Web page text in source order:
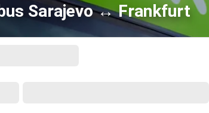
Sarajevo ↔ Frankfurt